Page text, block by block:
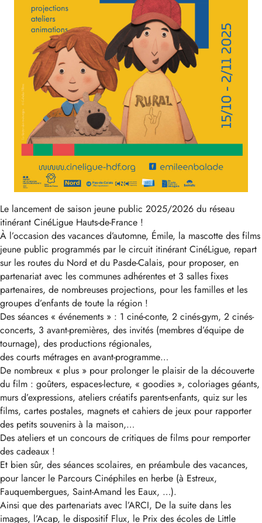
Le lancement de saison jeune public 2025/2026 du réseau
itinérant CinéLigue Hauts-de-France !
À l’occasion des vacances d’automne, Émile, la mascotte des films
jeune public programmés par le circuit itinérant CinéLigue, repart
sur les routes du Nord et du Pasde-Calais, pour proposer, en
partenariat avec les communes adhérentes et 3 salles fixes
partenaires, de nombreuses projections, pour les familles et les
groupes d’enfants de toute la région !
Des séances « événements » : 1 ciné-conte, 2 cinés-gym, 2 cinés-
concerts, 3 avant-premières, des invités (membres d’équipe de
tournage), des productions régionales,
des courts métrages en avant-programme…
De nombreux « plus » pour prolonger le plaisir de la découverte
du film : goûters, espaces-lecture, « goodies », coloriages géants,
murs d’expressions, ateliers créatifs parents-enfants, quiz sur les
films, cartes postales, magnets et cahiers de jeux pour rapporter
des petits souvenirs à la maison,…
Des ateliers et un concours de critiques de films pour remporter
des cadeaux !
Et bien sûr, des séances scolaires, en préambule des vacances,
pour lancer le Parcours Cinéphiles en herbe (à Estreux,
Fauquembergues, Saint-Amand les Eaux, …).
Ainsi que des partenariats avec l’ARCI, De la suite dans les
images, l’Acap, le dispositif Flux, le Prix des écoles de Little